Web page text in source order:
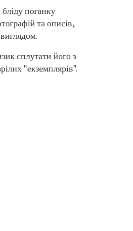
поганку
та описів,
сплутати його з
"екземплярів".